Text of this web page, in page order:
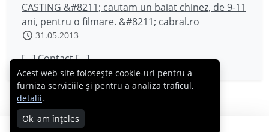
CASTING &#8211; cautam un baiat chinez, de 9-11
ani, pentru o filmare. &#8211; cabral.ro
31.05.2013
[…] Contact […]
Acest web site folosește cookie-uri pentru a
furniza serviciile și pentru a analiza traficul,
detalii.
Ok, am înțeles